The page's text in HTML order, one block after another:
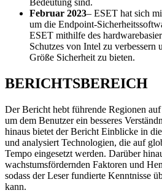
Bedeutung sind.
Februar 2023– ESET hat sich
um die Endpoint-
ESET mithilfe des
Schutzes von Intel zu verbessern
Größe Sicherheit zu bieten.
BERICHTSBEREICH
Der Bericht hebt führende Regionen
um dem Benutzer ein besseres
hinaus bietet der Bericht Einblicke in
und analysiert Technologien, die auf
Tempo eingesetzt werden. Darüber
wachstumsfördernden Faktoren und
sodass der Leser fundierte Kenntnisse
kann.